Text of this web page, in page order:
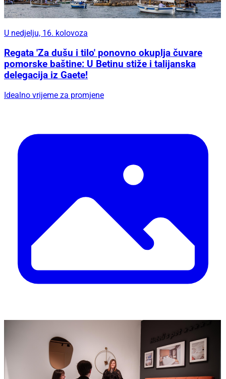
U nedjelju, 16. kolovoza
Regata 'Za dušu i tilo' ponovno okuplja čuvare
pomorske baštine: U Betinu stiže i talijanska
delegacija iz Gaete!
Idealno vrijeme za promjene